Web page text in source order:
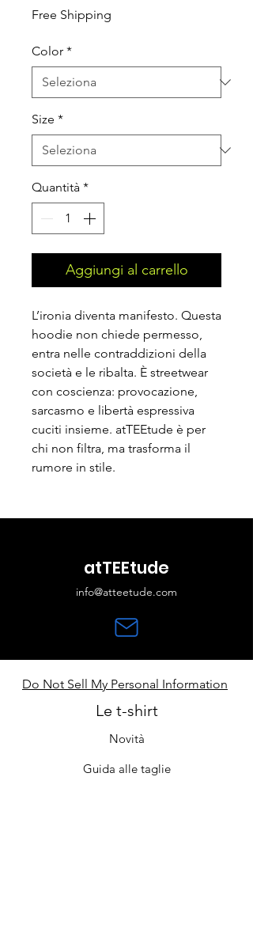
Free Shipping
Color *
Size *
Quantità *
Aggiungi al carrello
L’ironia diventa manifesto. Questa
hoodie non chiede permesso,
entra nelle contraddizioni della
società e le ribalta. È streetwear
con coscienza: provocazione,
sarcasmo e libertà espressiva
cuciti insieme. atTEEtude è per
chi non filtra, ma trasforma il
rumore in stile.
atTEEtude
info@atteetude.com
Do Not Sell My Personal Information
Le t-shirt
Novità
Guida alle taglie